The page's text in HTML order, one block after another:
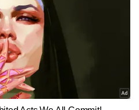
पेश करने पर फोकस करते हैं और अबतक 2,000
daily Newsletter!